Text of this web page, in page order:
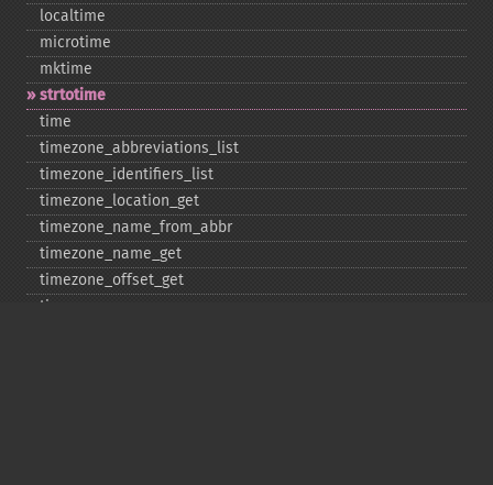
localtime
microtime
mktime
strtotime
time
timezone_​abbreviations_​list
timezone_​identifiers_​list
timezone_​location_​get
timezone_​name_​from_​abbr
timezone_​name_​get
timezone_​offset_​get
timezone_​open